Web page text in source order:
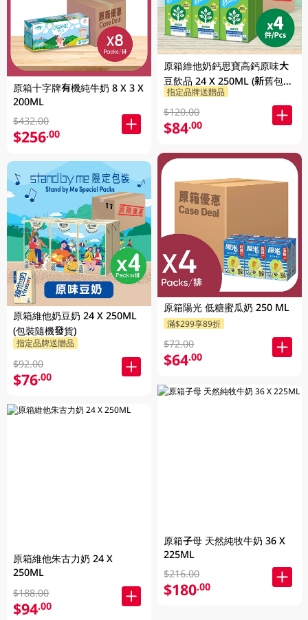
原箱十字牌有機純牛奶 8 X 3 X
200ML
$432.00
$256.00
原箱維他奶豆奶 24 X 250ML
(包裝隨機發貨)
指定品牌送贈品
$92.00
$76.00
原箱維他朱古力奶 24 X
250ML
$188.00
$94.00
原箱維他奶鈣思寶高鈣原味大
豆飲品 24 X 250ML (新舊包裝
隨機發貨)
指定品牌送贈品
$120.00
$84.00
原箱陽光 低糖蜜瓜奶 250 ML
滿$299享89折
$72.00
$64.00
原箱子母 天然純牧牛奶 36 X
225ML
$216.00
$180.00